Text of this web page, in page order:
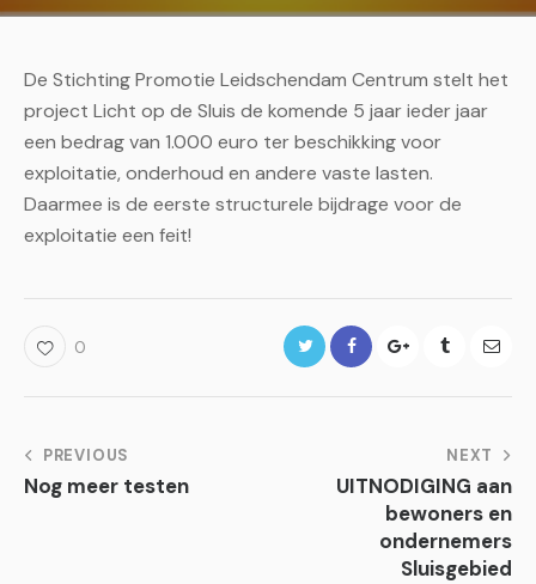
De Stichting Promotie Leidschendam Centrum stelt het
project Licht op de Sluis de komende 5 jaar ieder jaar
een bedrag van 1.000 euro ter beschikking voor
exploitatie, onderhoud en andere vaste lasten.
Daarmee is de eerste structurele bijdrage voor de
exploitatie een feit!
0 Twitter FacebookGoogle+TumblrE-
Bericht
navigatie
PREVIOUS
Nog meer testen
NEXT
UITNODIGING aan
bewoners en
ondernemers
Sluisgebied